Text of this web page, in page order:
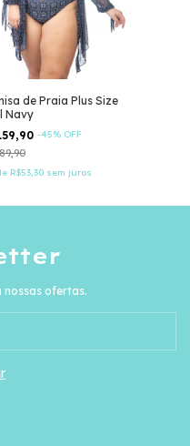
de Praia Plus Size
Navy
-45% OFF
R$53,30 sem juros
nossas ofertas.